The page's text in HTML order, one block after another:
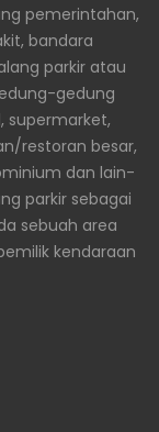
pemerintahan,
bandara
parkir atau
gedung
supermarket,
restoran besar,
dan lain-
parkir sebagai
sebuah area
kendaraan